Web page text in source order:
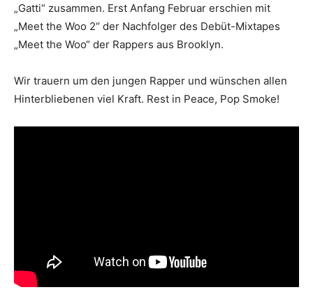
„Gatti“ zusammen. Erst Anfang Februar erschien mit
„Meet the Woo 2“ der Nachfolger des Debüt-Mixtapes
„Meet the Woo“ der Rappers aus Brooklyn.
Wir trauern um den jungen Rapper und wünschen allen
Hinterbliebenen viel Kraft. Rest in Peace, Pop Smoke!